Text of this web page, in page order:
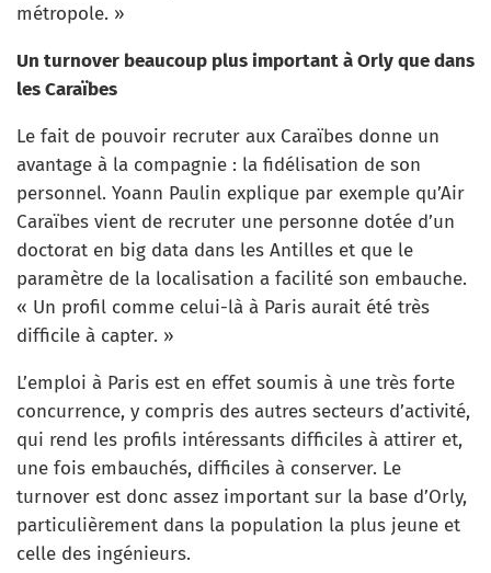
métropole. »
Un turnover beaucoup plus important à Orly que dans
les Caraïbes
Le fait de pouvoir recruter aux Caraïbes donne un
avantage à la compagnie : la fidélisation de son
personnel. Yoann Paulin explique par exemple qu’Air
Caraïbes vient de recruter une personne dotée d’un
doctorat en big data dans les Antilles et que le
paramètre de la localisation a facilité son embauche.
« Un profil comme celui-là à Paris aurait été très
difficile à capter. »
L’emploi à Paris est en effet soumis à une très forte
concurrence, y compris des autres secteurs d’activité,
qui rend les profils intéressants difficiles à attirer et,
une fois embauchés, difficiles à conserver. Le
turnover est donc assez important sur la base d’Orly,
particulièrement dans la population la plus jeune et
celle des ingénieurs.